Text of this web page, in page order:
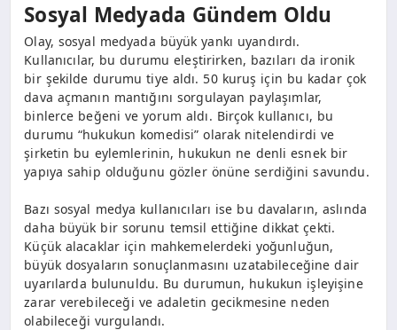
Sosyal Medyada Gündem Oldu
Olay, sosyal medyada büyük yankı uyandırdı.
Kullanıcılar, bu durumu eleştirirken, bazıları da ironik
bir şekilde durumu tiye aldı. 50 kuruş için bu kadar çok
dava açmanın mantığını sorgulayan paylaşımlar,
binlerce beğeni ve yorum aldı. Birçok kullanıcı, bu
durumu “hukukun komedisi” olarak nitelendirdi ve
şirketin bu eylemlerinin, hukukun ne denli esnek bir
yapıya sahip olduğunu gözler önüne serdiğini savundu.
Bazı sosyal medya kullanıcıları ise bu davaların, aslında
daha büyük bir sorunu temsil ettiğine dikkat çekti.
Küçük alacaklar için mahkemelerdeki yoğunluğun,
büyük dosyaların sonuçlanmasını uzatabileceğine dair
uyarılarda bulunuldu. Bu durumun, hukukun işleyişine
zarar verebileceği ve adaletin gecikmesine neden
olabileceği vurgulandı.